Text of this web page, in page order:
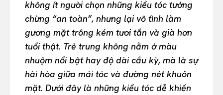
không ít người chọn những kiểu tóc tưởng
chừng “an toàn”, nhưng lại vô tình làm
gương mặt trông kém tươi tắn và già hơn
tuổi thật. Trẻ trung không nằm ở màu
nhuộm nổi bật hay độ dài cầu kỳ, mà là sự
hài hòa giữa mái tóc và đường nét khuôn
mặt. Dưới đây là những kiểu tóc dễ khiến